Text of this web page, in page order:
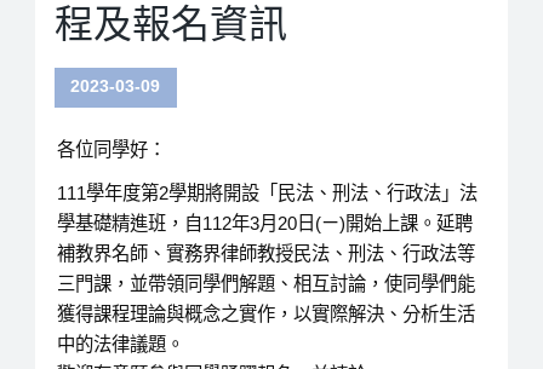
程及報名資訊
2023-03-09
各位同學好：
111學年度第2學期將開設「民法、刑法、行政法」法
學基礎精進班，自112年3月20日(ㄧ)開始上課。延聘
補教界名師、實務界律師教授民法、刑法、行政法等
三門課，並帶領同學們解題、相互討論，使同學們能
獲得課程理論與概念之實作，以實際解決、分析生活
中的法律議題。